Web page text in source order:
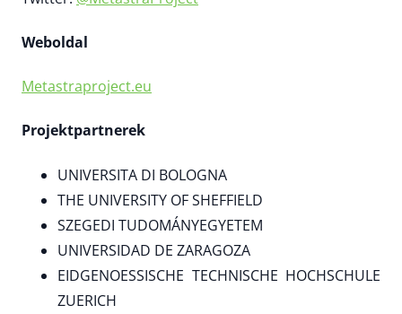
Weboldal
Metastraproject.eu
Projektpartnerek
UNIVERSITA DI BOLOGNA
THE UNIVERSITY OF SHEFFIELD
SZEGEDI TUDOMÁNYEGYETEM
UNIVERSIDAD DE ZARAGOZA
EIDGENOESSISCHE TECHNISCHE HOCHSCHULE
ZUERICH